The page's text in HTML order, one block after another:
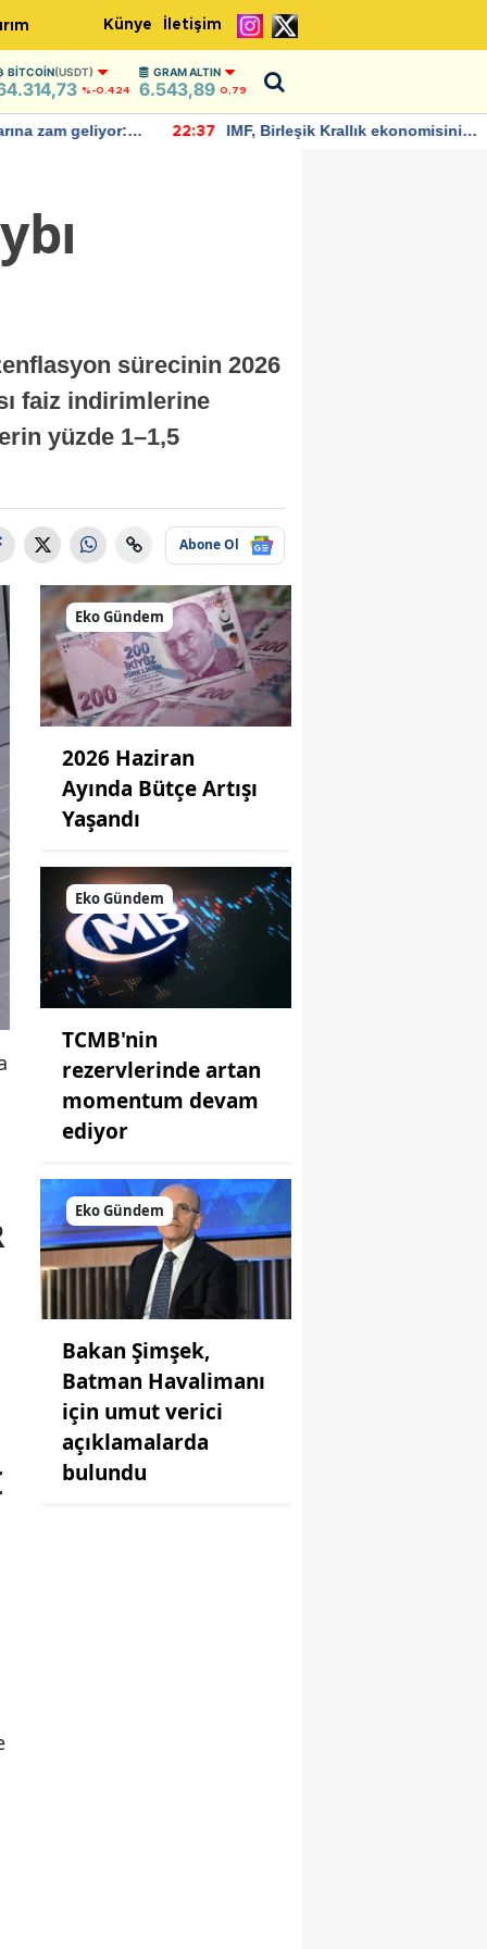
Künye İletişim
BITCOIN(USDT)
%-0.424
GRAM ALTIN
6.543,89 0,79
zam geliyor:
22:37
IMF, Birleşik Krallık ekonomisinin
sürecinin 2026
faiz indirimlerine
yüzde 1–1,5
Abone Ol
Eko Gündem
2026 Haziran
Ayında Bütçe Artışı
Yaşandı
Eko Gündem
TCMB'nin
rezervlerinde artan
momentum devam
ediyor
Eko Gündem
Bakan Şimşek,
Batman Havalimanı
için umut verici
açıklamalarda
bulundu